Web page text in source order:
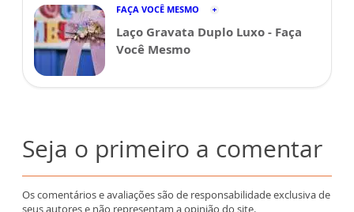
FAÇA VOCÊ MESMO
Laço Gravata Duplo Luxo - Faça
Você Mesmo
Seja o primeiro a comentar
Os comentários e avaliações são de responsabilidade exclusiva de